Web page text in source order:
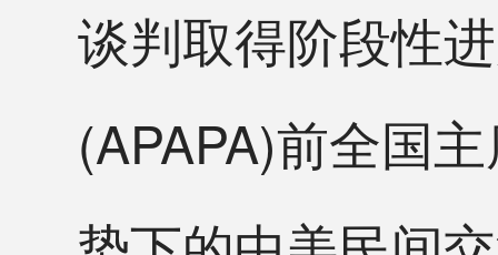
谈判取得阶段性
(APAPA)前全国